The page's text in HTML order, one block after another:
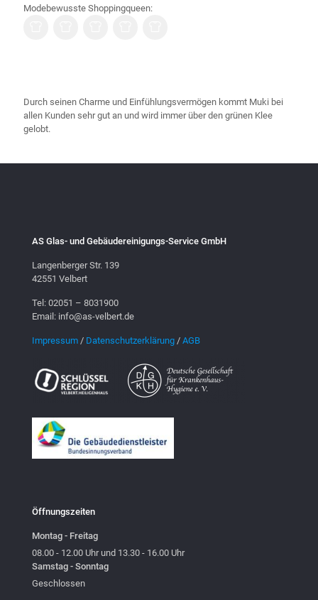
Modebewusste Shoppingqueen:
Durch seinen Charme und Einfühlungsvermögen kommt Muki bei
allen Kunden sehr gut an und wird immer über den grünen Klee
gelobt.
AS Glas- und Gebäudereinigungs-Service GmbH
Langenberger Str. 139
42551 Velbert
Tel: 02051 – 8031900
Email: info@as-velbert.de
Impressum / Datenschutzerklärung / AGB
Öffnungszeiten
Montag - Freitag
08.00 - 12.00 Uhr und 13.30 - 16.00 Uhr
Samstag - Sonntag
Geschlossen